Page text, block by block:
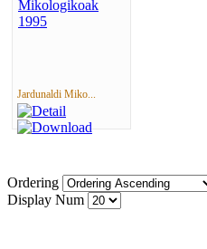
Jardunaldi Miko...
Ordering
Display Num